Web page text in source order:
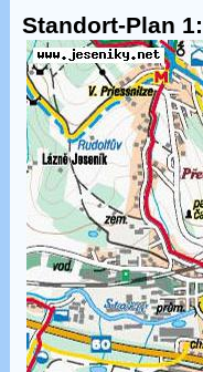
Standort-Plan